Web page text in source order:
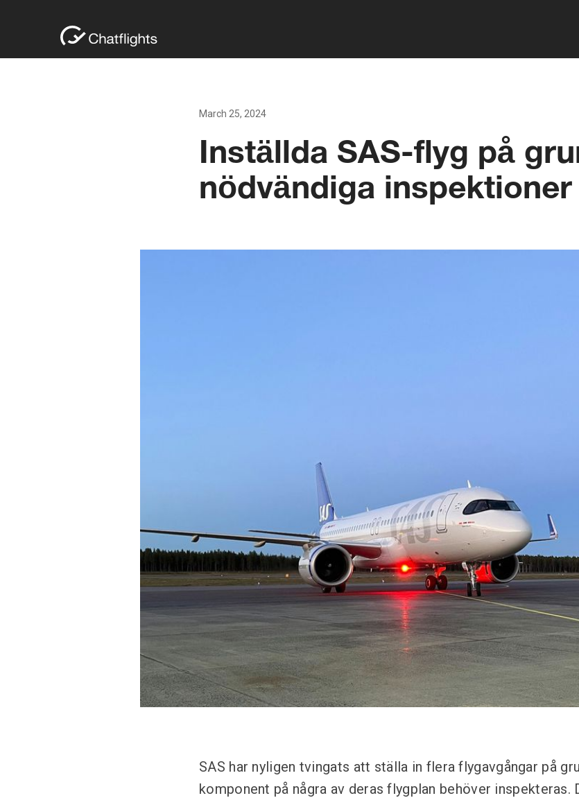
March 25, 2024
Inställda SAS-flyg på
nödvändiga inspektioner
SAS har nyligen tvingats att ställa in flera flygavgångar på
komponent på några av deras flygplan behöver inspekteras.